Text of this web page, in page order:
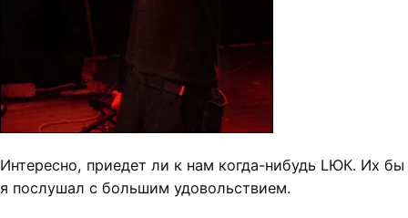
Интересно, приедет ли к нам когда-нибудь LЮК. Их бы
я послушал с большим удовольствием.